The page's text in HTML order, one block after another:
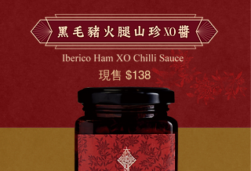
​現售 $138